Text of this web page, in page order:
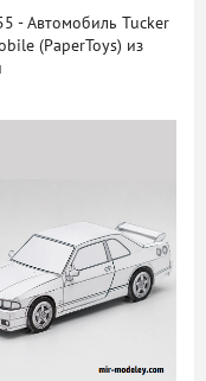
- Автомобиль Tucker
(PaperToys) из